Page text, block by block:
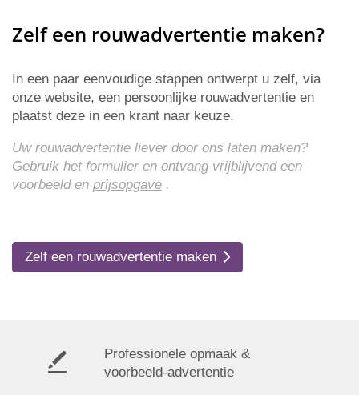
Zelf een rouwadvertentie maken?
In een paar eenvoudige stappen ontwerpt u zelf, via
onze website, een persoonlijke rouwadvertentie en
plaatst deze in een krant naar keuze.
Uw rouwadvertentie liever door ons laten maken?
Gebruik het formulier en ontvang vrijblijvend een
voorbeeld en prijsopgave .
Zelf een rouwadvertentie maken
Professionele opmaak &
voorbeeld-advertentie